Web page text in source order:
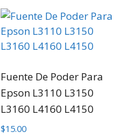
Fuente De Poder Para
Epson L3110 L3150
L3160 L4160 L4150
$15.00